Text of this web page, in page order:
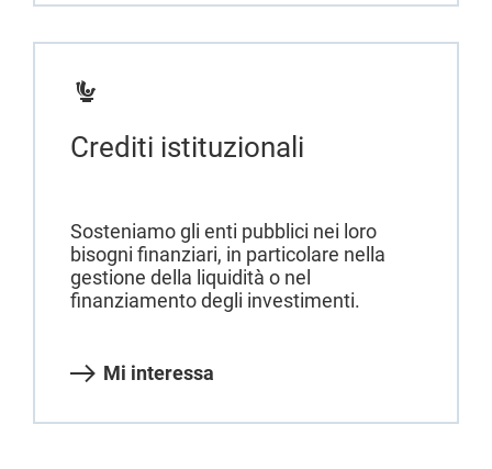
Crediti istituzionali
Sosteniamo gli enti pubblici nei loro
bisogni finanziari, in particolare nella
gestione della liquidità o nel
finanziamento degli investimenti.
Mi interessa